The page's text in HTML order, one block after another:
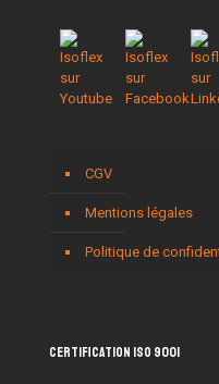
CGV
Mentions légales
Politique de
Certification ISO 9001